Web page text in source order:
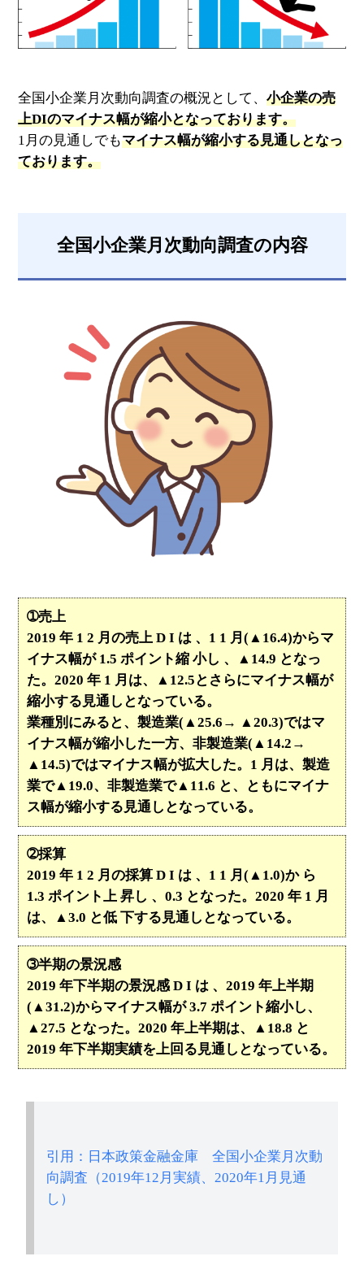
全国小企業月次動向調査の概況として、小企業の売
上DIのマイナス幅が縮小となっております。
1月の見通しでもマイナス幅が縮小する見通しとなっ
ております。
全国小企業月次動向調査の内容
➀売上
2019 年 1 2 月の売上 D I は 、1 1 月(▲16.4)からマ
イナス幅が 1.5 ポイント縮 小し 、▲14.9 となっ
た。2020 年 1 月は、▲12.5とさらにマイナス幅が
縮小する見通しとなっている。
業種別にみると、製造業(▲25.6→ ▲20.3)ではマ
イナス幅が縮小した一方、非製造業(▲14.2→
▲14.5)ではマイナス幅が拡大した。1 月は、製造
業で▲19.0、非製造業で▲11.6 と、ともにマイナ
ス幅が縮小する見通しとなっている。
➁採算
2019 年 1 2 月の採算 D I は 、1 1 月(▲1.0)か ら
1.3 ポイント上 昇し 、0.3 となった。2020 年 1 月
は、▲3.0 と低 下する見通しとなっている。
➂半期の景況感
2019 年下半期の景況感 D I は 、2019 年上半期
(▲31.2)からマイナス幅が 3.7 ポイント縮小し、
▲27.5 となった。2020 年上半期は、▲18.8 と
2019 年下半期実績を上回る見通しとなっている。
引用：日本政策金融金庫 全国小企業月次動
向調査（2019年12月実績、2020年1月見通
し）